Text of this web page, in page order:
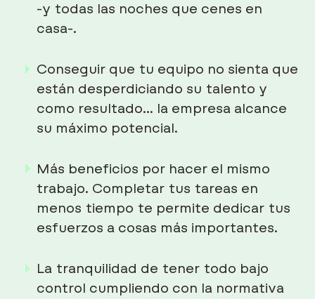
-y todas las noches que cenes en
casa-.
Conseguir que tu equipo no sienta que
están desperdiciando su talento y
como resultado... la empresa alcance
su máximo potencial.
Más beneficios por hacer el mismo
trabajo. Completar tus tareas en
menos tiempo te permite dedicar tus
esfuerzos a cosas más importantes.
La tranquilidad de tener todo bajo
control cumpliendo con la normativa